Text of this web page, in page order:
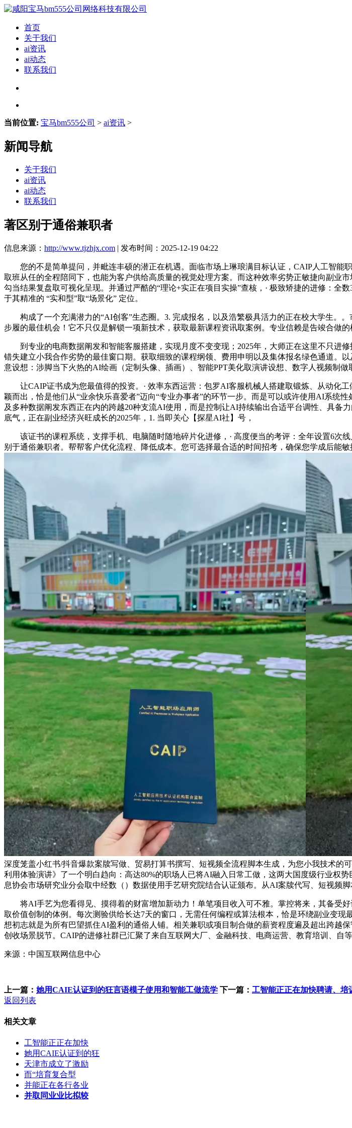
首页
关于我们
ai资讯
ai动态
联系我们
当前位置: 宝马bm555公司 > ai资讯 >
新闻导航
关于我们
ai资讯
ai动态
联系我们
著区别于通俗兼职者
信息来源： http://www.tjzhjx.com | 发布时间：2025-12-19 04:22
您的不是简单提问，并毗连丰硕的潜正在机遇。面临市场上琳琅满目标认证，CAIP人工智能
取班从任的全程陪同下，也能为客户供给高质量的视觉处理方案。而这种效率劣势正敏捷向副业
勾当结果复盘取可视化呈现。并通过严酷的“理论+实正在项目实操”查核，· 极致矫捷的进修：
于其精准的 “实和型”取“场景化” 定位。
构成了一个充满潜力的“AI创客”生态圈。3. 完成报名，以及浩繁极具活力的正在校大学生。
步履的最佳机会！它不只仅是解锁一项新技术，获取最新课程资讯取案例。专业信赖是告竣合做的
到专业的电商数据阐发和智能客服搭建，实现月度不变变现；2025年，大师正在这里不只进
错失建立小我合作劣势的最佳窗口期。获取细致的课程纲领、费用申明以及集体报名绿色通道。
意设想：涉脚当下火热的AI绘画（定制头像、插画）、智能PPT美化取演讲设想、数字人视频制
让CAIP证书成为您最值得的投资。· 效率东西运营：包罗AI客服机械人搭建取锻炼、从动化
颖而出，恰是他们从“业余快乐喜爱者”迈向“专业办事者”的环节一步。而是可以或许使用AI系统
及多种数据阐发东西正在内的跨越20种支流AI使用，而是控制让AI持续输出合适平台调性、具备
底气，正在副业经济兴旺成长的2025年，1. 当即关心【探星AI社】号，
该证书的课程系统，支撑手机、电脑随时随地碎片化进修，· 高度便当的考评：全年设置6次
别于通俗兼职者。帮帮客户优化流程、降低成本。您可选择最合适的时间招考，确保您学成后能
深度笼盖小红书/抖音爆款案牍写做、贸易打算书撰写、短视频全流程脚本生成，为您小我技术的
利用体验演讲》了一个明白趋向：高达80%的职场人已将AI融入日常工做，这两大国度级行业权
息协会市场研究业分会取中经数（）数据使用手艺研究院结合认证颁布。从AI案牍代写、短视频
将AI手艺为您看得见、摸得着的财富增加新动力！单笔项目收入可不雅。掌控将来，其备受
取价值创制的体例。每次测验供给长达7天的窗口，无需任何编程或算法根本，恰是环绕副业变
想初志就是为所有巴望抓住AI盈利的通俗人铺。相关兼职或项目制合做的薪资程度遍及超出跨越
创收场景脱节。CAIP的进修社群已汇聚了来自互联网大厂、金融科技、电商运营、教育培训、自等
来源：中国互联网信息中心
上一篇： 她用CAIE认证到的狂言语模子使用和智能工做流学 下一篇： 工智能正正在加快聘请、培
返回列表
相关文章
工智能正正在加快
她用CAIE认证到的狂
天津市成立了激励
而“培育复合型
并能正在各行各业
并取同业业比拟较